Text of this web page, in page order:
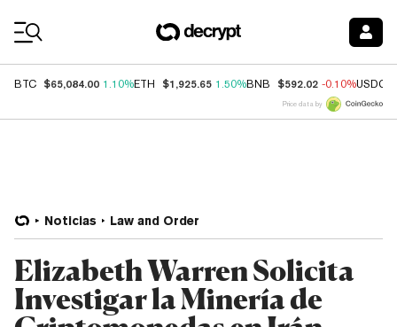
BTC $65,084.00 1.10%ETH $1,925.65 1.50%BNB $592.02 -0.10%USDC
Price data by
Noticias Law and Order
Elizabeth Warren Solicita
Investigar la Minería de